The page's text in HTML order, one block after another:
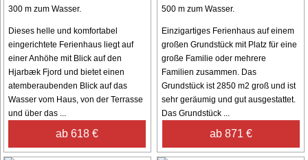
300 m zum Wasser.
Dieses helle und komfortabel
eingerichtete Ferienhaus liegt auf
einer Anhöhe mit Blick auf den
Hjarbæk Fjord und bietet einen
atemberaubenden Blick auf das
Wasser vom Haus, von der Terrasse
und über das ...
ab 618 €
500 m zum Wasser.
Einzigartiges Ferienhaus auf einem
großen Grundstück mit Platz für eine
große Familie oder mehrere
Familien zusammen. Das
Grundstück ist 2850 m2 groß und ist
sehr geräumig und gut ausgestattet.
Das Grundstück ...
ab 871 €